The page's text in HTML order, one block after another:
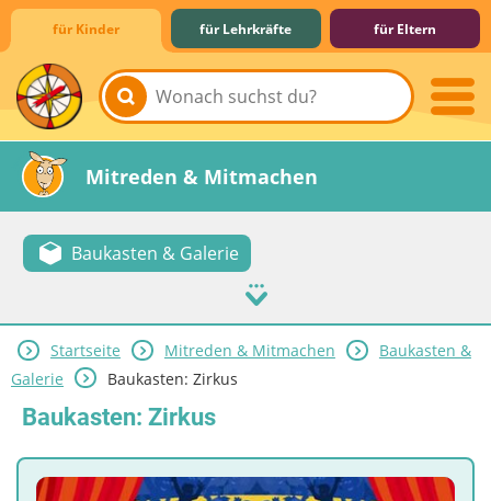
für Kinder für Lehrkräfte für Eltern
Lernen & Schule
Hobby & Freizeit
Spiel & Spaß
Mitreden & Mitmachen
Baukasten & Galerie
Startseite Mitreden & Mitmachen
Baukasten &
Galerie
Baukasten: Zirkus
Baukasten: Zirkus